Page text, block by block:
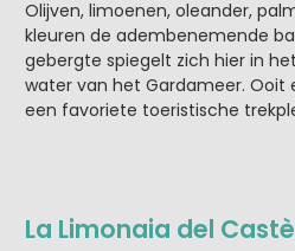
Olijven, limoenen, oleander,
kleuren de adembenemende
gebergte spiegelt zich hier in
water van het Gardameer. Ooit
een favoriete toeristische
La Limonaia del